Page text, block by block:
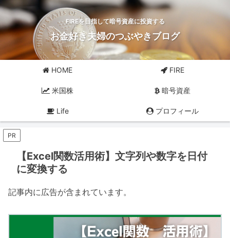
FIREを目指して暗号資産に投資する
お金好き夫婦のつぶやきブログ
HOME FIRE
米国株 暗号資産
Life プロフィール
PR
【Excel関数活用術】文字列や数字を日付
に変換する
記事内に広告が含まれています。